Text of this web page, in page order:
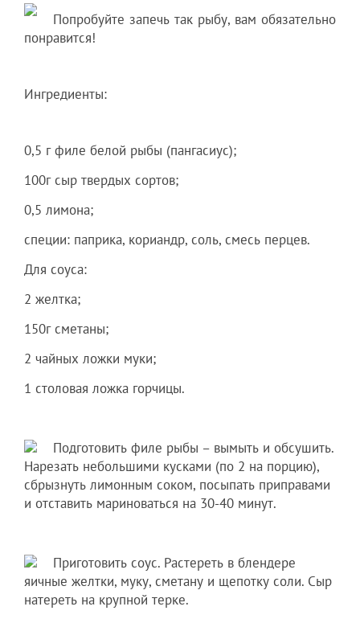
Попробуйте запечь так рыбу, вам обязательно
понравится!
Ингредиенты:
0,5 г филе белой рыбы (пангасиус);
100г сыр твердых сортов;
0,5 лимона;
специи: паприка, кориандр, соль, смесь перцев.
Для соуса:
2 желтка;
150г сметаны;
2 чайных ложки муки;
1 столовая ложка горчицы.
Подготовить филе рыбы – вымыть и обсушить.
Нарезать небольшими кусками (по 2 на порцию),
сбрызнуть лимонным соком, посыпать приправами
и отставить мариноваться на 30-40 минут.
Приготовить соус. Растереть в блендере
яичные желтки, муку, сметану и щепотку соли. Сыр
натереть на крупной терке.